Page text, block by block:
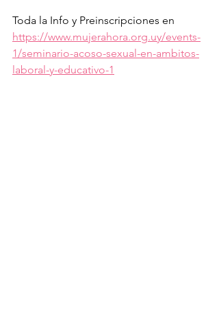
Toda la Info y Preinscripciones en
https://www.mujerahora.org.uy/events-
1/seminario-acoso-sexual-en-ambitos-
laboral-y-educativo-1